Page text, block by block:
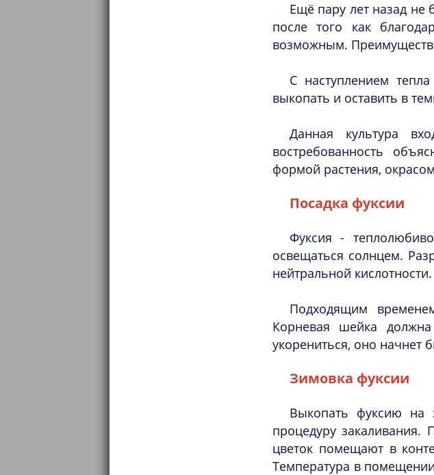
Ещё пару лет назад
после того как
возможным.
С наступлением
выкопать и оставить в
Данная культура
востребованность
формой растения,
Посадка фуксии
Фуксия -
освещаться солнцем.
нейтральной кислотности.
Подходящим
Корневая шейка
укорениться, оно начнет
Зимовка фуксии
Выкопать фуксию на
процедуру
цветок помещают в
Температура в